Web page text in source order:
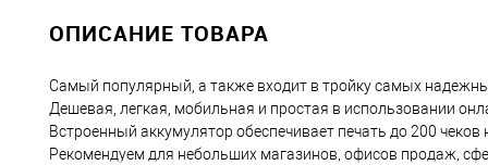
ОПИСАНИЕ ТОВАРА
Самый популярный, а также входит в тройку самых
Дешевая, легкая, мобильная и простая в использовании
Встроенный аккумулятор обеспечивает печать до 200 чеков
Рекомендуем для небольших магазинов, офисов продаж,